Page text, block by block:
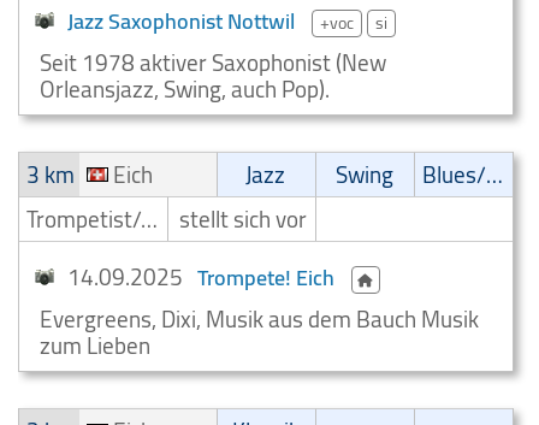
Jazz Saxophonist Nottwil +voc si
Seit 1978 aktiver Saxophonist (New
Orleansjazz, Swing, auch Pop).
3 km
Eich Jazz Swing
Blues/Swing
Trompetist/Trompeter stellt sich vor
14.09.2025 Trompete! Eich
Evergreens, Dixi, Musik aus dem Bauch Musik
zum Lieben